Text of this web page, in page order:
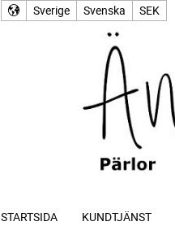
Sverige Svenska SEK
STARTSIDA KUNDTJÄNST